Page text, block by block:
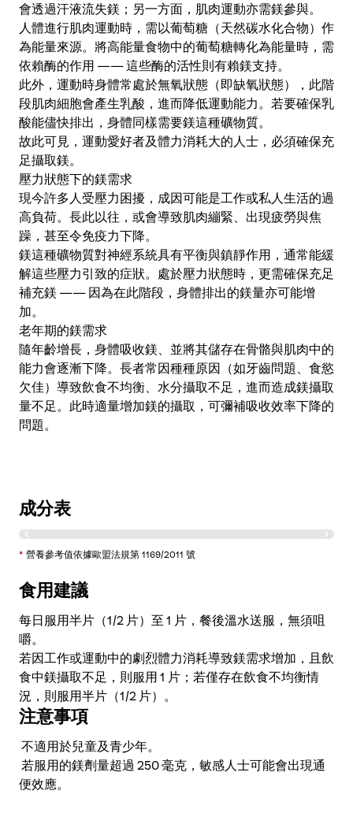
會透過汗液流失鎂；另一方面，肌肉運動亦需鎂參與。
人體進行肌肉運動時，需以葡萄糖（天然碳水化合物）作
為能量來源。將高能量食物中的葡萄糖轉化為能量時，需
依賴酶的作用 —— 這些酶的活性則有賴鎂支持。
此外，運動時身體常處於無氧狀態（即缺氧狀態），此階
段肌肉細胞會產生乳酸，進而降低運動能力。若要確保乳
酸能儘快排出，身體同樣需要鎂這種礦物質。
故此可見，運動愛好者及體力消耗大的人士，必須確保充
足攝取鎂。
壓力狀態下的鎂需求
現今許多人受壓力困擾，成因可能是工作或私人生活的過
高負荷。長此以往，或會導致肌肉繃緊、出現疲勞與焦
躁，甚至令免疫力下降。
鎂這種礦物質對神經系統具有平衡與鎮靜作用，通常能緩
解這些壓力引致的症狀。處於壓力狀態時，更需確保充足
補充鎂 —— 因為在此階段，身體排出的鎂量亦可能增
加。
老年期的鎂需求
隨年齡增長，身體吸收鎂、並將其儲存在骨骼與肌肉中的
能力會逐漸下降。長者常因種種原因（如牙齒問題、食慾
欠佳）導致飲食不均衡、水分攝取不足，進而造成鎂攝取
量不足。此時適量增加鎂的攝取，可彌補吸收效率下降的
問題。
成分表
成分 每 1 片
葉酸
維他命 B1
4.2 毫克
382%
維他命 B6
5 毫克
357%
維他命 B12
5 微克 200%
* 營養參考值依據歐盟法規第 1169/2011 號
食用建議
每日服用半片（1/2 片）至 1 片，餐後溫水送服，無須咀
嚼。
若因工作或運動中的劇烈體力消耗導致鎂需求增加，且飲
食中鎂攝取不足，則服用 1 片；若僅存在飲食不均衡情
況，則服用半片（1/2 片）。
注意事項
不適用於兒童及青少年。
若服用的鎂劑量超過 250 毫克，敏感人士可能會出現通
便效應。